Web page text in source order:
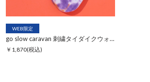
WEB限定
go slow caravan 刺繍タイダイクウォーターソックス【WEB限定】
￥1,870(税込)